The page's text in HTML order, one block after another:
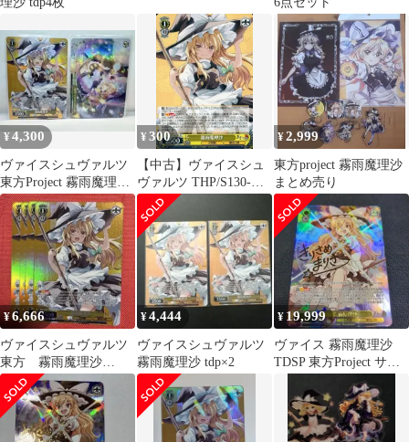
¥4,300
ヴァイスシュヴァルツ
東方Project 霧雨魔理沙
マスタースパーク
TDP
¥300
【中古】ヴァイスシュ
ヴァルツ THP/S130-
T06[TD]：霧雨魔理沙
¥2,999
東方project 霧雨魔理沙
まとめ売り
¥6,666
ヴァイスシュヴァルツ
東方 霧雨魔理沙
tdp×4
¥4,444
ヴァイスシュヴァルツ
霧雨魔理沙 tdp×2
¥ 19,999
ヴァイス 霧雨魔理沙
TDSP 東方Project サイ